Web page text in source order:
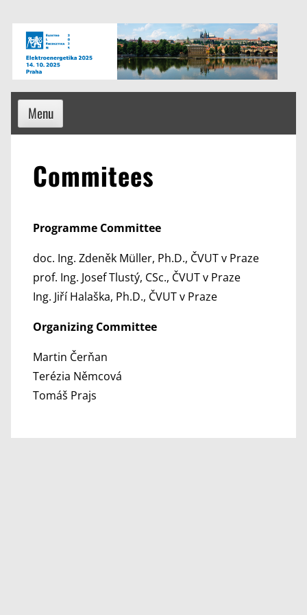
content
Menu
Commitees
Programme Committee
doc. Ing. Zdeněk Müller, Ph.D., ČVUT v Praze
prof. Ing. Josef Tlustý, CSc., ČVUT v Praze
Ing. Jiří Halaška, Ph.D., ČVUT v Praze
Organizing Committee
Martin Čerňan
Terézia Němcová
Tomáš Prajs